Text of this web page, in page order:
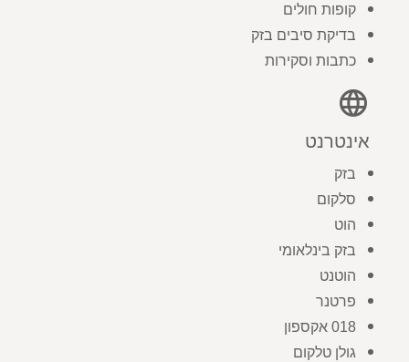
קופות חולים
בדיקת סיבים בזק
כתבות וסקירות
language
אינטרנט
בזק
סלקום
הוט
בזק בינלאומי
הוטנט
פרטנר
018 אקספון
גולן טלקום